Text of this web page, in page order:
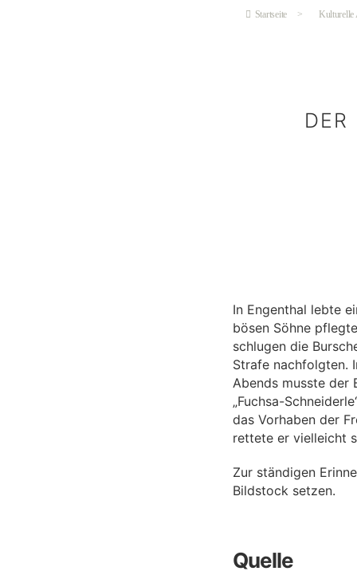
Startseite > Kulturelle
DER
In Engenthal lebte
bösen Söhne
schlugen die
Strafe nachfolgten.
Abends musste der
„Fuchsa-
das Vorhaben der
rettete er vielleicht
Zur ständigen
Bildstock setzen.
Quelle